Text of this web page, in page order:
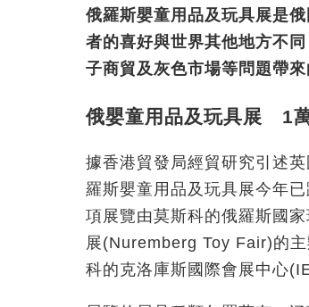
俄羅斯嬰童用品及玩具展是
者的喜好與世界其他地方不
子商貿及灰色市場等問題帶來
俄嬰童用品及玩具展 1
據香港貿發局經貿研究引述
羅斯嬰童用品及玩具展今年
項展覽由莫斯科的俄羅斯國
展(Nuremberg Toy Fair)的
科的克洛庫斯國際會展中心